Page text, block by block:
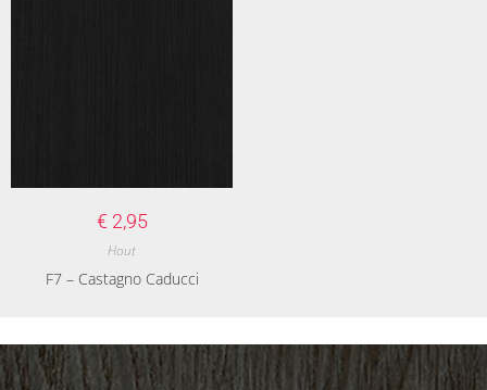
€ 2,95
Hout
F7 – Castagno Caducci